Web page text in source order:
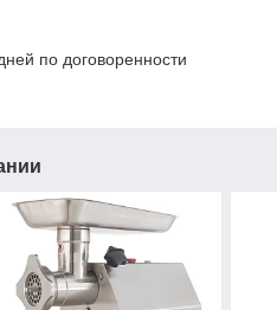
по договоренности